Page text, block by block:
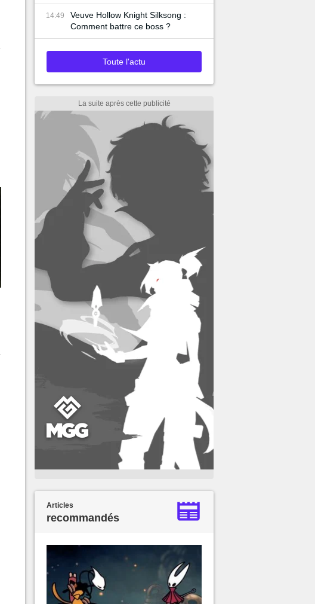
14:49
Veuve Hollow Knight Silksong :
Comment battre ce boss ?
Toute l'actu
Articles
recommandés